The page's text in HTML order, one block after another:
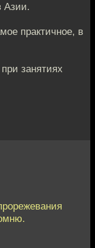
Азии.
практичное, в
занятиях